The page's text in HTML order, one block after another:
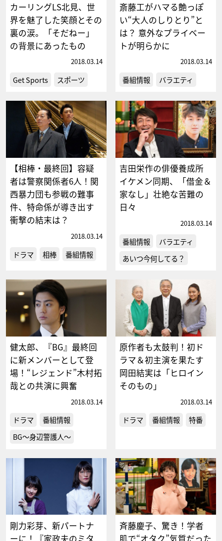
カーリングLS北見、世
界を魅了した笑顔とその
裏の涙。「そだねー」
の背景にあったもの
2018.03.14
Get Sports スポーツ
斎藤工がハマる艶っぽ
い“大人のしりとり”と
は？ 意外なプライベー
トが明らかに
2018.03.14
番組情報 バラエティ
【相棒・最終回】容疑
者は警察関係者6人！関
西暴力団も参戦の難事
件、特命係が導き出す
衝撃の結末は？
2018.03.14
ドラマ 相棒 番組情報
吉田栄作の俳優養成所
イケメン同期、「借金＆
家なし」壮絶な苦難の
日々
2018.03.14
番組情報
バラエティ
あいつ今何してる？
健太郎、『BG』最終回
に新メンバーとして登
場！“レジェンド”木村拓
哉との共演に興奮
2018.03.14
ドラマ
番組情報
BG～身辺警護人～
原作者も太鼓判！初ド
ラマ＆初主演を果たす
岡田結実は「ヒロイン
そのもの」
2018.03.14
ドラマ 番組情報 特番
剛力彩芽、新パートナ
ーに！『家政夫のミタ
斉藤慶子、驚き！学者
肌で“オタク”気質だった